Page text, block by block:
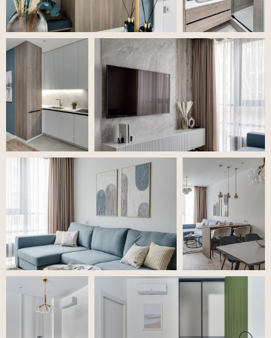
Площадь 125 м
2021, ЖК «Триумф»
«Многофактурный интерьер»
Площадь 120 м
2022, ЖК «Бристоль»
«Актуальная современная классика»